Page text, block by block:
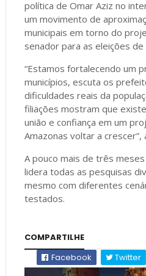
política de Omar Aziz no
um movimento de
municipais em torno do
senador para as eleições de
“Estamos fortalecendo um
municípios, escuta os
dificuldades reais da
filiações mostram que
união e confiança em um
Amazonas voltar a crescer”,
A pouco mais de três
lidera todas as pesquisas
mesmo com diferentes
testados.
COMPARTILHE
Facebook
Twitter